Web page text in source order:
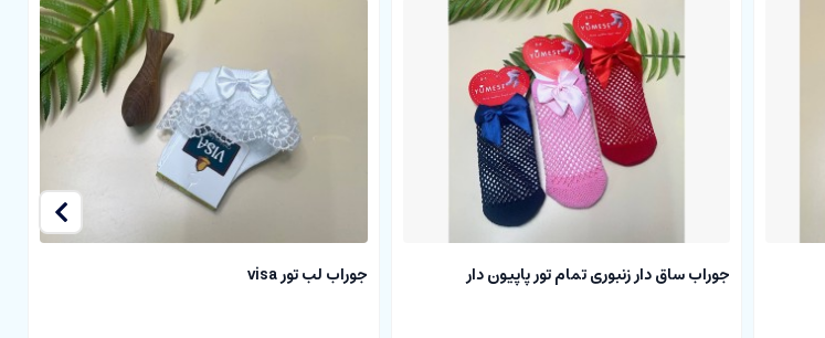
جوراب ساق دار زنبوری تمام تور پاپیون دار جوراب لب تور visa